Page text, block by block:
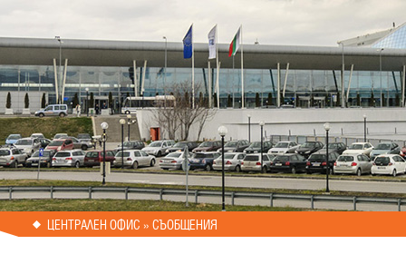
ЦЕНТРАЛЕН ОФИС » СЪОБЩЕНИЯ